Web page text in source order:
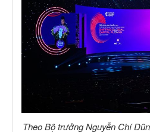
Theo Bộ trưởng Nguyễn Chí